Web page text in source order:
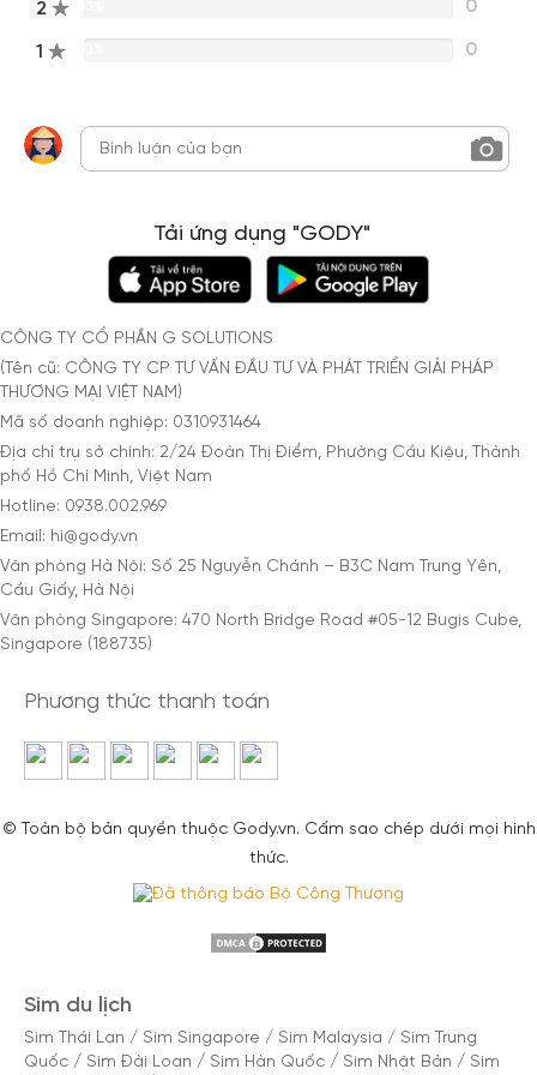
2 0
1 0
Tải ứng dụng "GODY"
CÔNG TY CỔ PHẦN G SOLUTIONS
(Tên cũ: CÔNG TY CP TƯ VẤN ĐẦU TƯ VÀ PHÁT TRIỂN GIẢI PHÁP
THƯƠNG MẠI VIỆT NAM)
Mã số doanh nghiệp: 0310931464
Địa chỉ trụ sở chính: 2/24 Đoàn Thị Điểm, Phường Cầu Kiệu, Thành
phố Hồ Chí Minh, Việt Nam
Hotline: 0938.002.969
Email: hi@gody.vn
Văn phòng Hà Nội: Số 25 Nguyễn Chánh – B3C Nam Trung Yên,
Cầu Giấy, Hà Nội
Văn phòng Singapore: 470 North Bridge Road #05-12 Bugis Cube,
Singapore (188735)
Phương thức thanh toán
© Toàn bộ bản quyền thuộc Gody.vn. Cấm sao chép dưới mọi hình
thức.
Sim du lịch
Sim Thái Lan / Sim Singapore / Sim Malaysia / Sim Trung
Quốc / Sim Đài Loan / Sim Hàn Quốc / Sim Nhật Bản / Sim